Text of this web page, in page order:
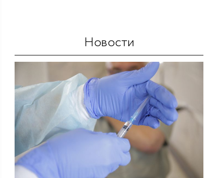
Новости